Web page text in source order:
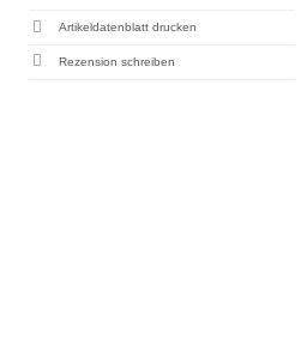
Artikeldatenblatt drucken
Rezension schreiben